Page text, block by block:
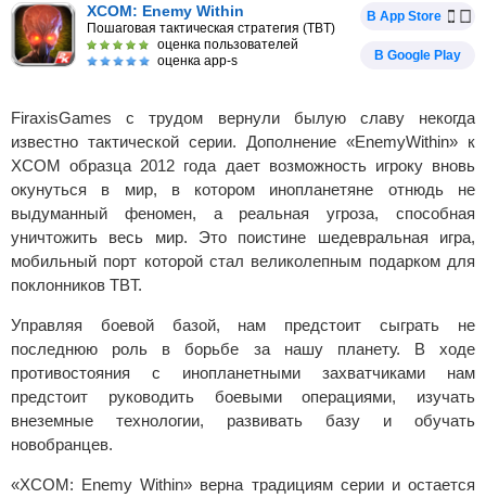
XCOM: Enemy Within
Пошаговая тактическая стратегия (TBT)
оценка пользователей
оценка app-s
В App Store
В Google Play
FiraxisGames с трудом вернули былую славу некогда
известно тактической серии. Дополнение «EnemyWithin» к
XCOM образца 2012 года дает возможность игроку вновь
окунуться в мир, в котором инопланетяне отнюдь не
выдуманный феномен, а реальная угроза, способная
уничтожить весь мир. Это поистине шедевральная игра,
мобильный порт которой стал великолепным подарком для
поклонников TBT.
Управляя боевой базой, нам предстоит сыграть не
последнюю роль в борьбе за нашу планету. В ходе
противостояния с инопланетными захватчиками нам
предстоит руководить боевыми операциями, изучать
внеземные технологии, развивать базу и обучать
новобранцев.
«XCOM: Enemy Within» верна традициям серии и остается